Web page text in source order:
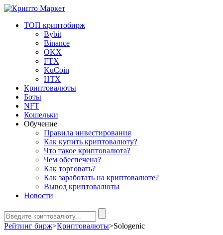
ТОП криптобирж
Bybit
Binance
OKX
FTX
KuCoin
HTX
Криптовалюты
Боты
NFT
Кошельки
Обучение
Правила инвестирования
Как купить криптовалюту?
Что такое криптовалюта?
Чем обеспечена?
Как торговать?
Как заработать на криптовалюте?
Вывод криптовалюты
Новости
Рейтинг бирж>Криптовалюты>Sologenic